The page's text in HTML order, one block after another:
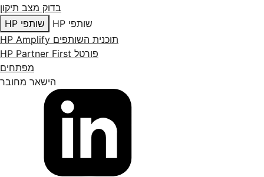
בדוק מצב תיקון
שותפי HP
שותפי HP
תוכנית השותפים HP Amplify
פורטל HP Partner First
מפתחים
הישאר מחובר